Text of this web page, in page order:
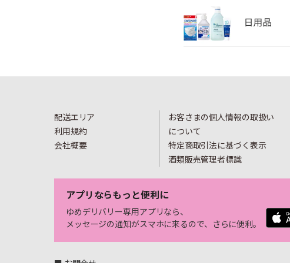
配送エリア
利用規約
会社概要
お客さまの個人情報の取扱い
について
特定商取引法に基づく表示
酒類販売管理者標識
アプリならもっと便利に
ゆめデリバリー専用アプリなら、
メッセージの通知がスマホに来るので、さらに便利。